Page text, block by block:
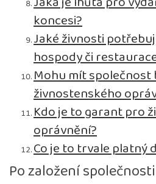
koncesi?
Jaké živnosti
hospody či
Mohu mít společnost
živnostenského
Kdo je to garant pro
oprávnění?
Co je to trvale platný
Po založení společnosti